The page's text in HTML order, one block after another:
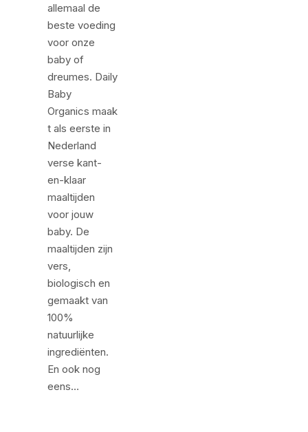
allemaal de
beste voeding
voor onze
baby of
dreumes. Daily
Baby
Organics maak
t als eerste in
Nederland
verse kant-
en-klaar
maaltijden
voor jouw
baby. De
maaltijden zijn
vers,
biologisch en
gemaakt van
100%
natuurlijke
ingrediënten.
En ook nog
eens…